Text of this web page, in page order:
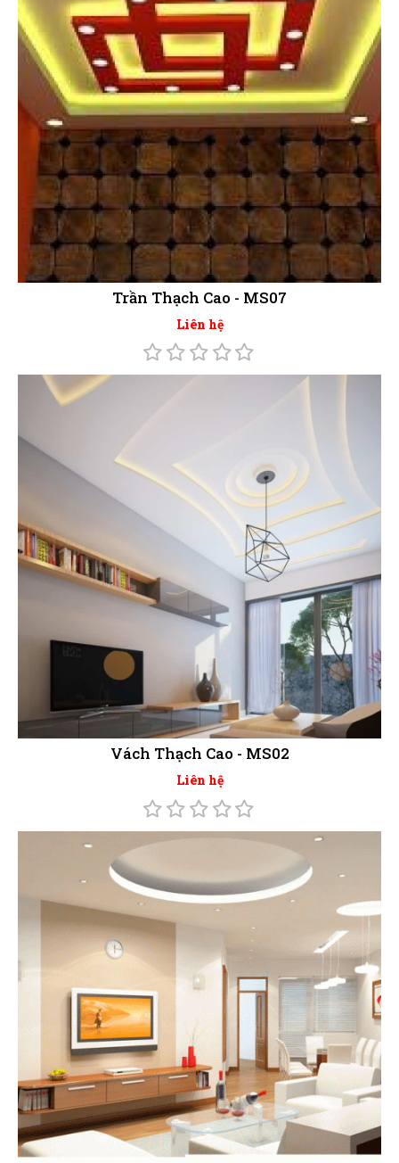
Trần Thạch Cao - MS07
Liên hệ
Vách Thạch Cao - MS02
Liên hệ